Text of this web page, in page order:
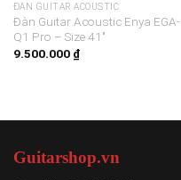
ĐÀN GUITAR ACOUSTIC
Đàn Guitar Acoustic Enya EGA-
Q1 Pro – Size 41″
9.500.000 ₫
Guitarshop.vn